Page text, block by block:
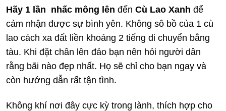
Hãy 1 lần nhấc mông lên đến Cù Lao Xanh để
cảm nhận được sự bình yên. Không sô bồ của 1 cù
lao cách xa đất liền khoảng 2 tiếng di chuyển bằng
tàu. Khi đặt chân lên đảo bạn nên hỏi người dân
rằng bãi nào đẹp nhất. Họ sẽ chỉ cho bạn ngay và
còn hướng dẫn rất tận tình.
Không khí nơi đây cực kỳ trong lành, thích hợp cho